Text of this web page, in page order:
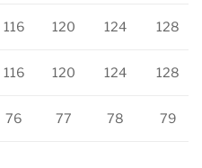
116 120 124 128
116 120 124 128
76 77 78 79